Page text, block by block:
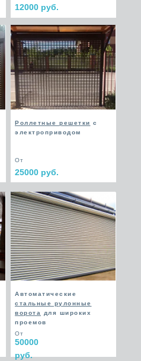
12000 руб.
От
25000 руб.
Роллетные решетки с
электроприводом
От
50000
руб.
Автоматические
стальные рулонные
ворота для широких
проемов